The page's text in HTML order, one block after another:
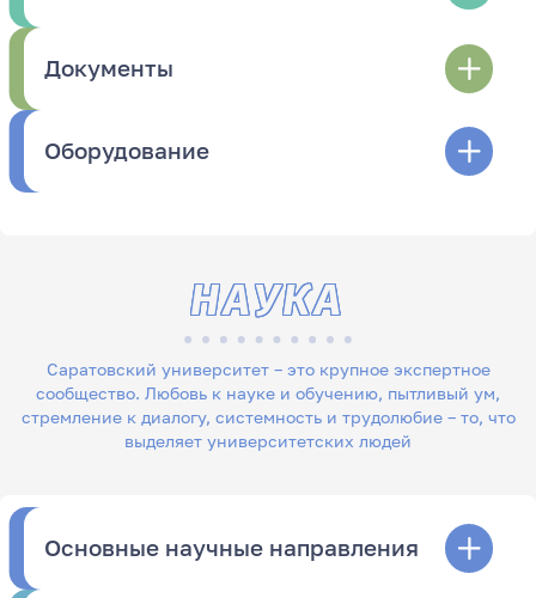
Документы
Оборудование
Саратовский университет – это крупное экспертное
сообщество. Любовь к науке и обучению, пытливый ум,
стремление к диалогу, системность и трудолюбие – то, что
выделяет университетских людей
НАУКА
Основные научные направления